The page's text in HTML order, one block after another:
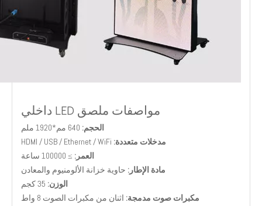
مواصفات ملصق LED داخلي
الحجم: 640 مم*1920 ملم
مدخلات متعددة: HDMI / USB / Ethernet / WiFi
العمر: ≥ 100000 ساعة
مادة الإطار: حاوية خزانة الألومنيوم والمعادن
الوزن: 35 كجم
مكبرات صوت مدمجة: اثنان من مكبرات الصوت 8 واط